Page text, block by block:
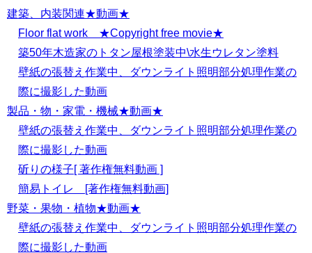
建築、内装関連★動画★
Floor flat work ★Copyright free movie★
築50年木造家のトタン屋根塗装中\水生ウレタン塗料
壁紙の張替え作業中、ダウンライト照明部分処理作業の
際に撮影した動画
製品・物・家電・機械★動画★
壁紙の張替え作業中、ダウンライト照明部分処理作業の
際に撮影した動画
斫りの様子[ 著作権無料動画 ]
簡易トイレ [著作権無料動画]
野菜・果物・植物★動画★
壁紙の張替え作業中、ダウンライト照明部分処理作業の
際に撮影した動画